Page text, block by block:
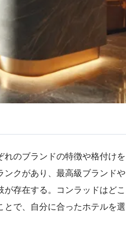
のブランドの特徴や格付けを
ンクがあり、最高級ブランドや
存在する。コンラッドはどこ
で、自分に合ったホテルを選